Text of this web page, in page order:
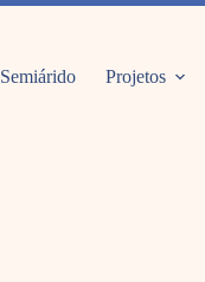
Semiárido Projetos